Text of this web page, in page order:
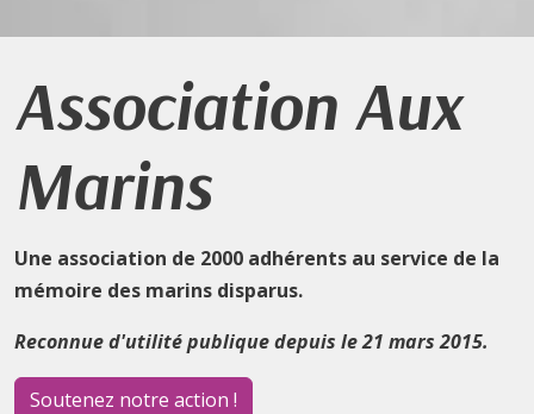
Association Aux
Marins
Une association de 2000 adhérents au service de la
mémoire des marins disparus.
Reconnue d'utilité publique depuis le 21 mars 2015.
Soutenez notre action !